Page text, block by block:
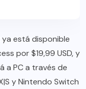
ya está disponible
por $19,99 USD, y
a PC a través de
y Nintendo Switch